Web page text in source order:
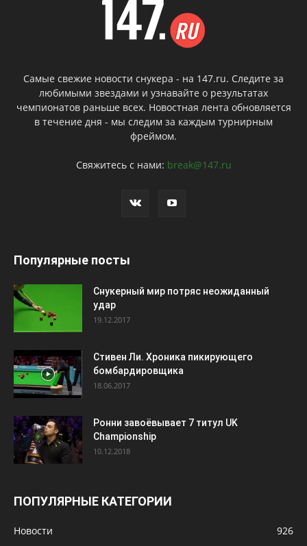
Самые свежие новости снукера - на 147.ru. Следите за
любимыми звездами и узнавайте о результатах
чемпионатов раньше всех. Новостная лента обновляется
в течение дня - мы следим за каждым турнирным
фреймом.
Свяжитесь с нами: break@147.ru
Популярные посты
Снукерный мир потряс неожиданный
удар
19.12.2017
Стивен Ли. Хроника пикирующего
бомбардировщика
18.06.2017
Ронни завоёвывает 7 титул UK
Championship
10.12.2018
ПОПУЛЯРНЫЕ КАТЕГОРИИ
Новости
926